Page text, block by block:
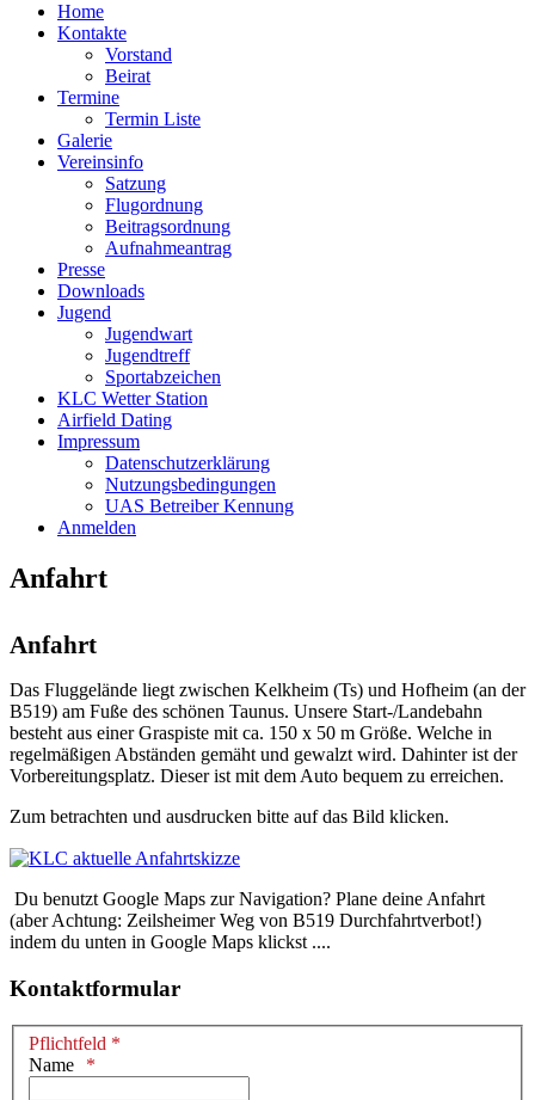
Home
Kontakte
Vorstand
Beirat
Termine
Termin Liste
Galerie
Vereinsinfo
Satzung
Flugordnung
Beitragsordnung
Aufnahmeantrag
Presse
Downloads
Jugend
Jugendwart
Jugendtreff
Sportabzeichen
KLC Wetter Station
Airfield Dating
Impressum
Datenschutzerklärung
Nutzungsbedingungen
UAS Betreiber Kennung
Anmelden
Anfahrt
Anfahrt
Das Fluggelände liegt zwischen Kelkheim (Ts) und Hofheim (an der
B519) am Fuße des schönen Taunus. Unsere Start-/Landebahn
besteht aus einer Graspiste mit ca. 150 x 50 m Größe. Welche in
regelmäßigen Abständen gemäht und gewalzt wird. Dahinter ist der
Vorbereitungsplatz. Dieser ist mit dem Auto bequem zu erreichen.
Zum betrachten und ausdrucken bitte auf das Bild klicken.
Du benutzt Google Maps zur Navigation? Plane deine Anfahrt
(aber Achtung: Zeilsheimer Weg von B519 Durchfahrtverbot!)
indem du unten in Google Maps klickst ....
Kontaktformular
Pflichtfeld *
Name